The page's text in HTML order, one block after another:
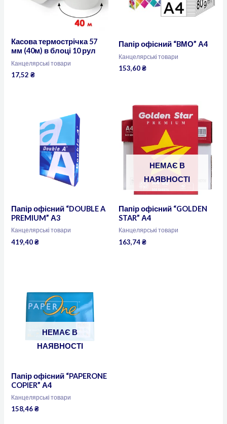
Касова термострічка 57
мм (40м) в блоці 10 рул
Канцелярські товари
17,52₴
Папір офісний “BМО” А4
Канцелярські товари
153,60₴
Папір офісний “DOUBLE A
PREMIUM” А3
Канцелярські товари
419,40₴
НЕМАЄ В
НАЯВНОСТІ
Папір офісний “GOLDEN
STAR” А4
Канцелярські товари
163,74₴
НЕМАЄ В
НАЯВНОСТІ
Папір офісний “PAPERONE
COPIER” А4
Канцелярські товари
158,46₴